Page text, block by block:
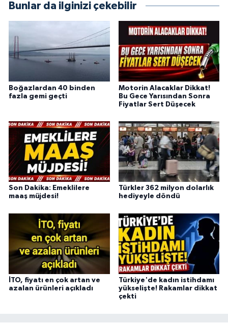
Bunlar da ilginizi çekebilir
Boğazlardan 40 binden
fazla gemi geçti
Motorin Alacaklar Dikkat!
Bu Gece Yarısından Sonra
Fiyatlar Sert Düşecek
Son Dakika: Emeklilere
maaş müjdesi!
Türkler 362 milyon dolarlık
hediyeyle döndü
İTO, fiyatı en çok artan ve
azalan ürünleri açıkladı
Türkiye'de kadın istihdamı
yükselişte! Rakamlar dikkat
çekti